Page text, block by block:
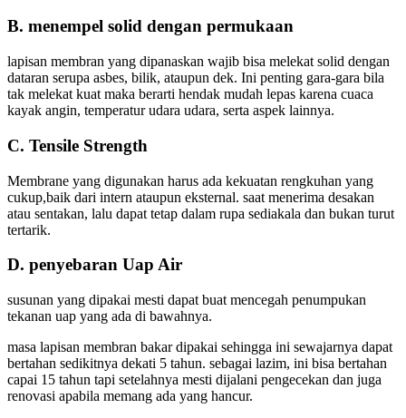
B. menempel solid dengan permukaan
lapisan membran yang dipanaskan wajib bisa melekat solid dengan
dataran serupa asbes, bilik, ataupun dek. Ini penting gara-gara bila
tak melekat kuat maka berarti hendak mudah lepas karena cuaca
kayak angin, temperatur udara udara, serta aspek lainnya.
C. Tensile Strength
Membrane yang digunakan harus ada kekuatan rengkuhan yang
cukup,baik dari intern ataupun eksternal. saat menerima desakan
atau sentakan, lalu dapat tetap dalam rupa sediakala dan bukan turut
tertarik.
D. penyebaran Uap Air
susunan yang dipakai mesti dapat buat mencegah penumpukan
tekanan uap yang ada di bawahnya.
masa lapisan membran bakar dipakai sehingga ini sewajarnya dapat
bertahan sedikitnya dekati 5 tahun. sebagai lazim, ini bisa bertahan
capai 15 tahun tapi setelahnya mesti dijalani pengecekan dan juga
renovasi apabila memang ada yang hancur.